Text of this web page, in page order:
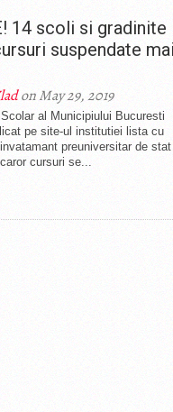
14 scoli si gradinite
suspendate
on May 29, 2019
al Municipiului Bucuresti
pe site-ul institutiei lista cu
preuniversitar de
cursuri se...